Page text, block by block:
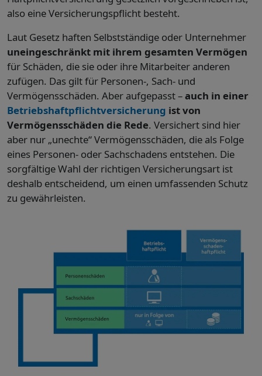
also eine Versicherungspflicht besteht.
Laut Gesetz haften Selbstständige oder Unternehmer
uneingeschränkt mit ihrem gesamten Vermögen
für Schäden, die sie oder ihre Mitarbeiter anderen
zufügen. Das gilt für Personen-, Sach- und
Vermögensschäden. Aber aufgepasst –auch in einer
Betriebshaftpflichtversicherung ist von
Vermögensschäden die Rede. Versichert sind hier
aber nur „unechte“ Vermögensschäden, die als Folge
eines Personen- oder Sachschadens entstehen. Die
sorgfältige Wahl der richtigen Versicherungsart ist
deshalb entscheidend, um einen umfassenden Schutz
zu gewährleisten.